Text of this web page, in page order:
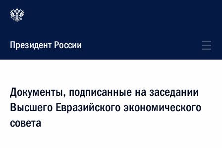
Президент России
Документы, подписанные на заседании
Высшего Евразийского экономического
совета